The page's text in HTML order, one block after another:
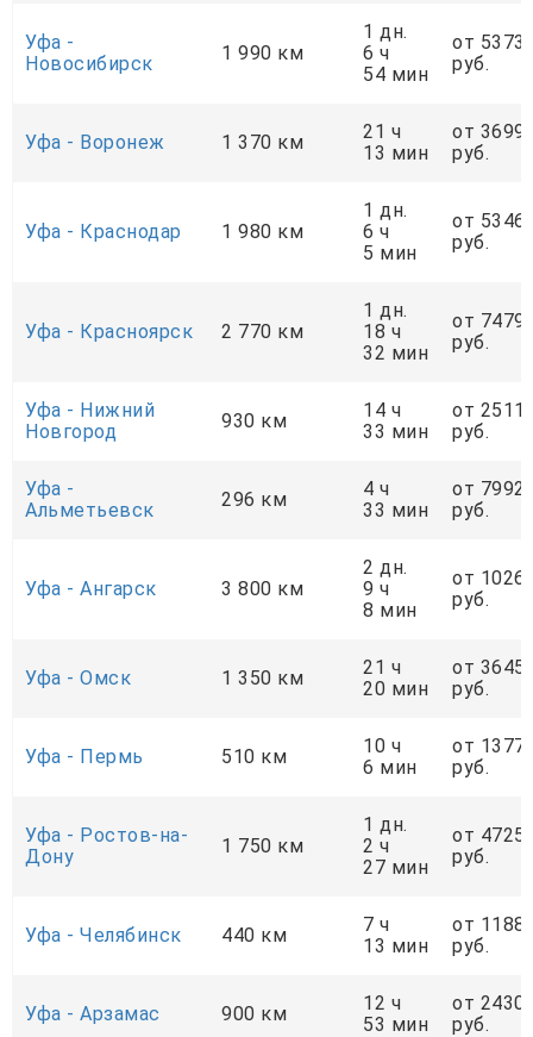
Уфа -
Новосибирск
1 990 км
1 дн.
6 ч
54 мин
от
руб.
Уфа - Воронеж 1 370 км
21 ч
13 мин
от
руб.
Уфа - Краснодар 1 980 км
1 дн.
6 ч
5 мин
от
руб.
Уфа - Красноярск 2 770 км
1 дн.
18 ч
32 мин
от
руб.
Уфа - Нижний
Новгород
930 км
14 ч
33 мин
от
руб.
Уфа -
Альметьевск
296 км
4 ч
33 мин
от 7992
руб.
Уфа - Ангарск 3 800 км
2 дн.
9 ч
8 мин
от
руб.
Уфа - Омск 1 350 км
21 ч
20 мин
от
руб.
Уфа - Пермь 510 км
10 ч
6 мин
от
руб.
Уфа - Ростов-на-
Дону
1 750 км
1 дн.
2 ч
27 мин
от
руб.
Уфа - Челябинск 440 км
7 ч
13 мин
от
руб.
Уфа - Арзамас 900 км
12 ч
53 мин
от
руб.